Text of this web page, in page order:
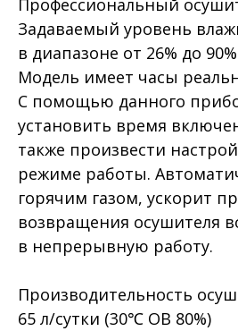
Профессиональный
Задаваемый уровень
в диапазоне от 26% до
Модель имеет часы
С помощью данного
установить время
также произвести
режиме работы.
горячим газом, ускорит
возвращения осушителя
в непрерывную работу.
Производительность
65 л/сутки (30℃ ОВ 80%)